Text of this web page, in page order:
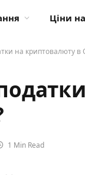
Ціни
на криптовалюту в
1 Min Read